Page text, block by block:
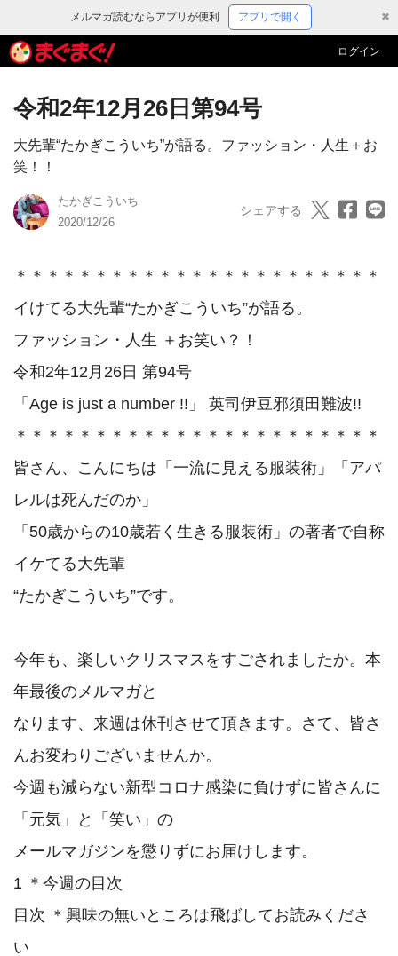
メルマガ読むならアプリが便利 アプリで開く ✖
ログイン
令和2年12月26日第94号
大先輩“たかぎこういち”が語る。ファッション・人生＋お
笑！！
たかぎこういち
2020/12/26
シェアする
＊＊＊＊＊＊＊＊＊＊＊＊＊＊＊＊＊＊＊＊＊＊＊
イけてる大先輩“たかぎこういち”が語る。
ファッション・人生 ＋お笑い？！
令和2年12月26日 第94号
「Age is just a number !!」 英司伊豆邪須田難波!!
＊＊＊＊＊＊＊＊＊＊＊＊＊＊＊＊＊＊＊＊＊＊＊
皆さん、こんにちは「一流に見える服装術」「アパ
レルは死んだのか」
「50歳からの10歳若く生きる服装術」の著者で自称
イケてる大先輩
“たかぎこういち”です。
今年も、楽しいクリスマスをすごされましたか。本
年最後のメルマガと
なります、来週は休刊させて頂きます。さて、皆さ
んお変わりございませんか。
今週も減らない新型コロナ感染に負けずに皆さんに
「元気」と「笑い」の
メールマガジンを懲りずにお届けします。
1 ＊今週の目次
目次 ＊興味の無いところは飛ばしてお読みくださ
い